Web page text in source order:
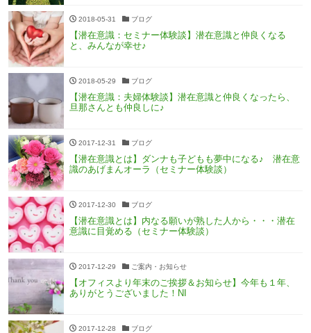
2018-05-31 ブログ
【潜在意識：セミナー体験談】潜在意識と仲良くなる
と、みんなが幸せ♪
2018-05-29 ブログ
【潜在意識：夫婦体験談】潜在意識と仲良くなったら、
旦那さんとも仲良しに♪
2017-12-31 ブログ
【潜在意識とは】ダンナも子どもも夢中になる♪ 潜在意
識のあげまんオーラ（セミナー体験談）
2017-12-30 ブログ
【潜在意識とは】内なる願いが熟した人から・・・潜在
意識に目覚める（セミナー体験談）
2017-12-29 ご案内・お知らせ
【オフィスより年末のご挨拶＆お知らせ】今年も１年、
ありがとうございました！NI
2017-12-28 ブログ